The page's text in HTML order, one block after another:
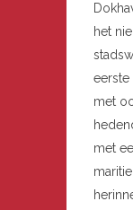
het
eerste
met
met